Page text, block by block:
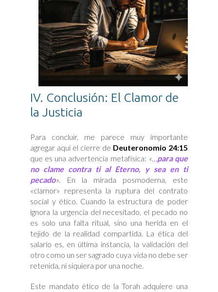
IV. Conclusión: El Clamor de
la Justicia
Para concluir, me parece muy importante
agregar aquí el cierre de Deuteronomio 24:15
que es una advertencia metafísica: «…para que
no clame contra ti al Eterno, y sea en ti
pecado». En la mirada posmoderna, este
«clamor» representa la ruptura del contrato
social y ético. Cuando la estructura de poder
ignora la urgencia del necesitado, el pecado no
es solo una falta ritual, sino una herida en el
tejido de la realidad compartida. La ética del
salario es, en última instancia, la validación del
otro como un ser sagrado cuya vida no debe ser
retenida, ni siquiera por una noche.
Este mandato ético de la Torah adquiere una